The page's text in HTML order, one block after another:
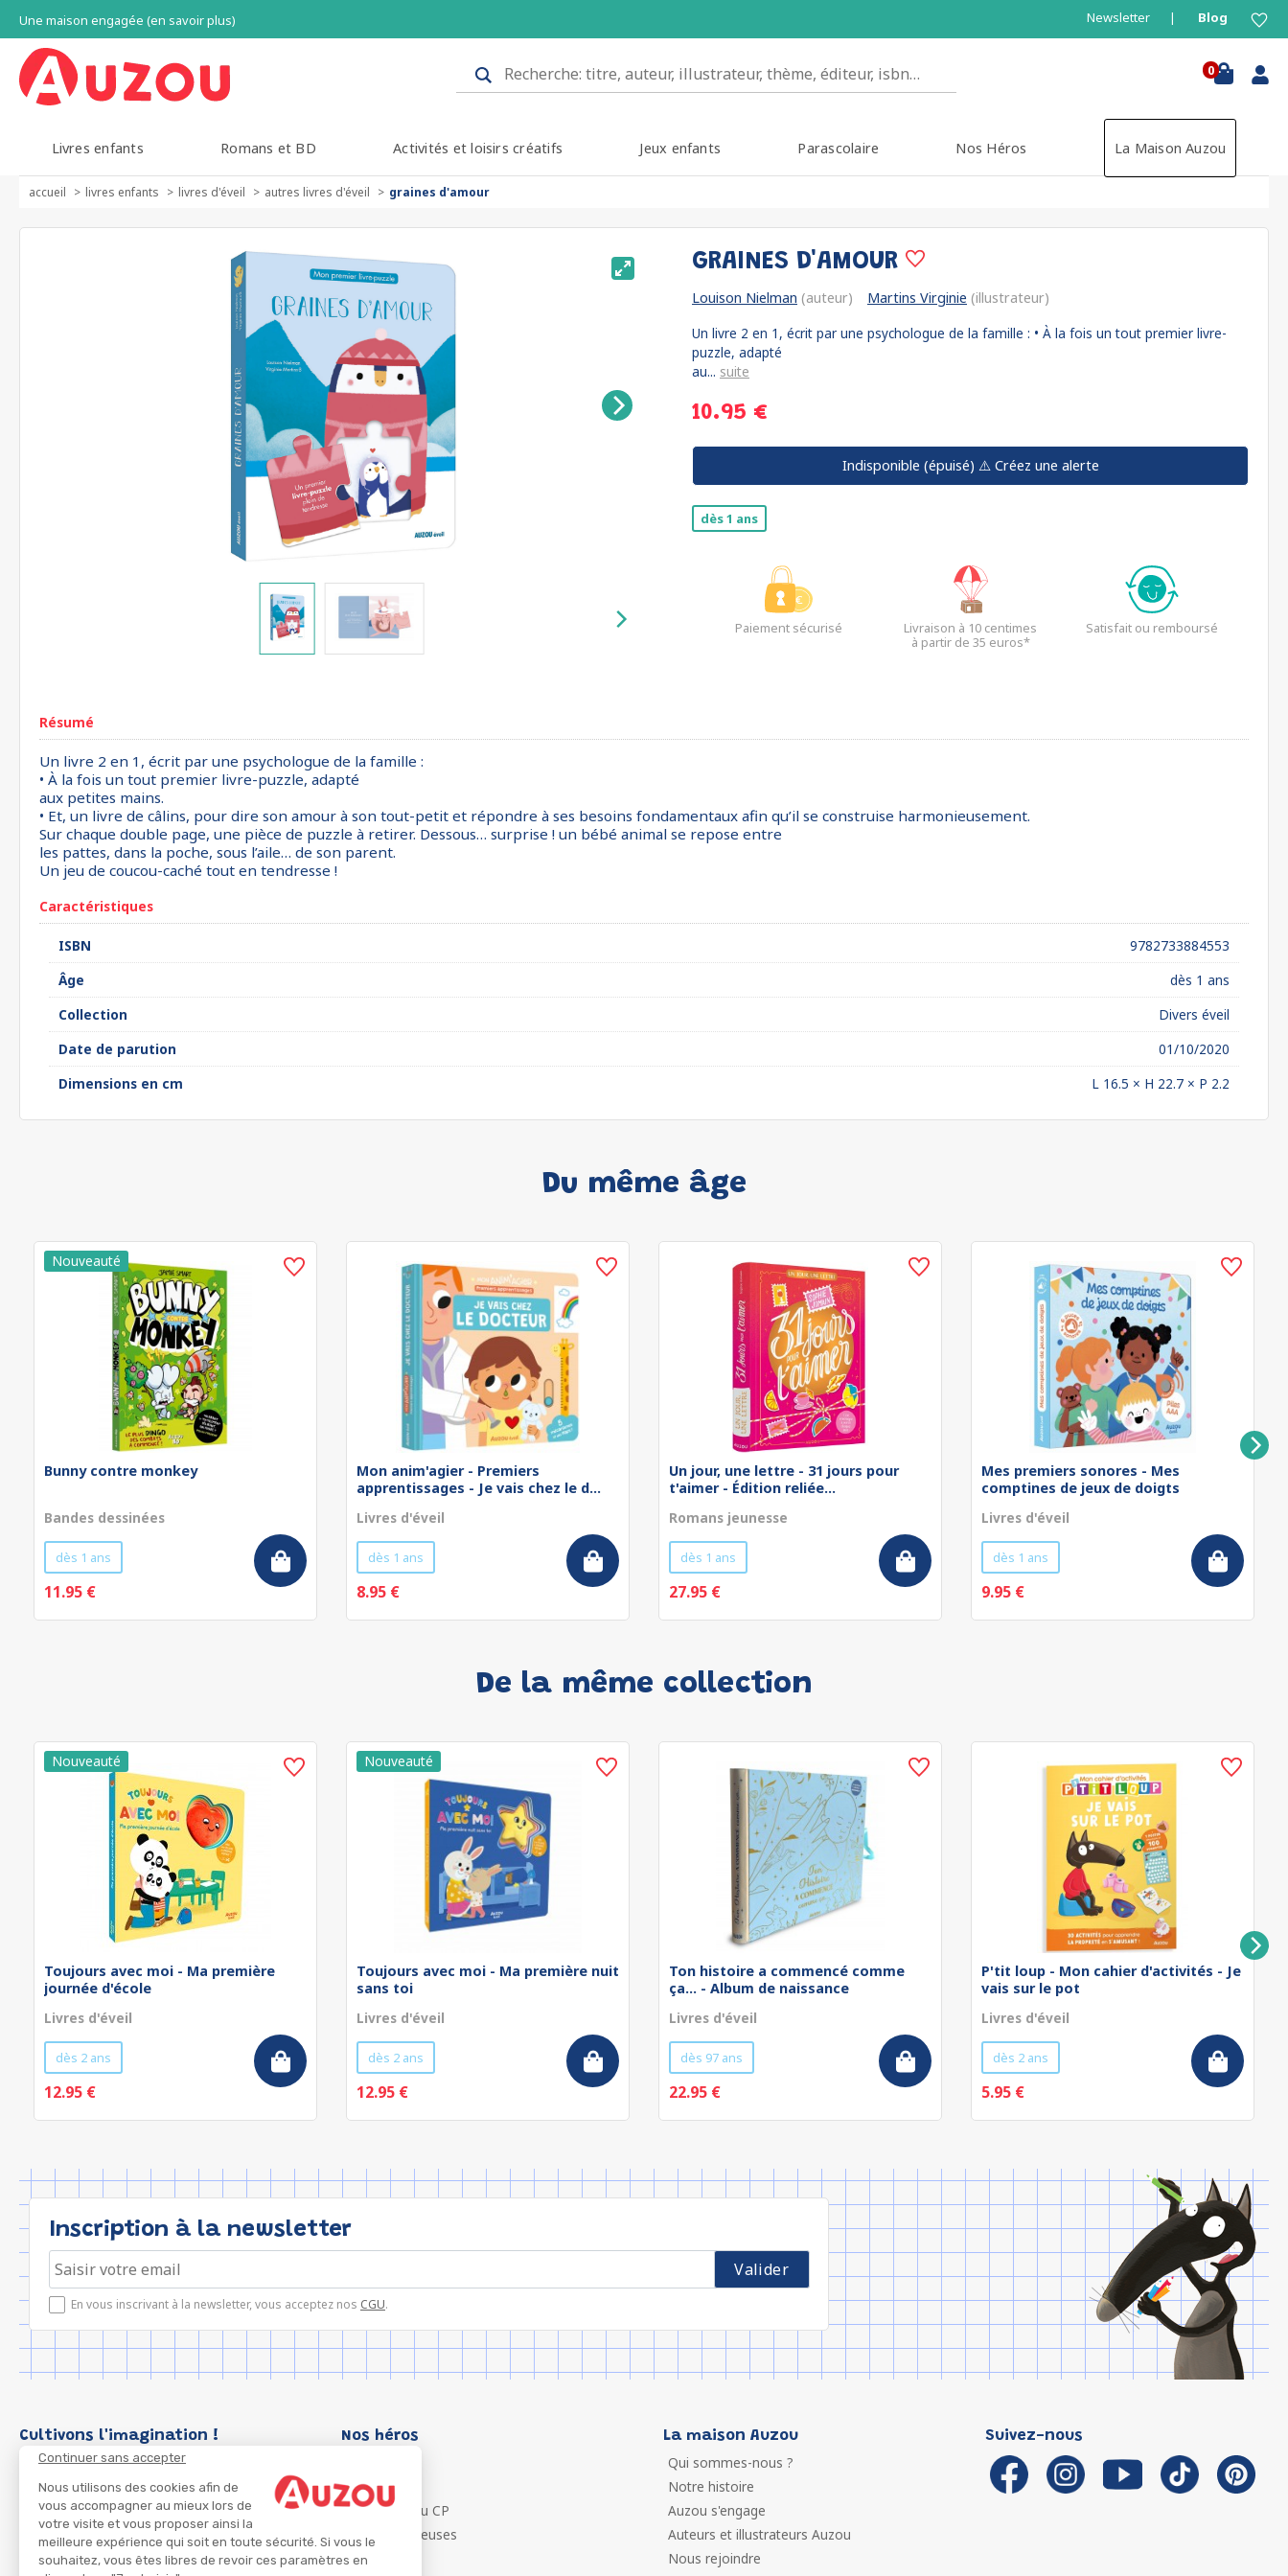
Continuer sans accepter
Nous utilisons des cookies afin de
vous accompagner au mieux lors de
votre visite et vous proposer ainsi la
meilleure expérience qui soit en toute sécurité. Si vous le
souhaitez, vous êtes libres de revoir ces paramètres en
Une maison engagée (en savoir plus) Newsletter Blog
0
Livres enfants Romans et BD Activités et loisirs créatifs Jeux enfants Parascolaire Nos Héros La Maison Auzou
accueil livres enfants livres d'éveil autres livres d'éveil graines d'amour
GRAINES D'AMOUR
Louison Nielman (auteur) Martins Virginie (illustrateur)
Un livre 2 en 1, écrit par une psychologue de la famille : • À la fois un tout premier livre-
puzzle, adapté
au... suite
10.95 €
Indisponible (épuisé) ⚠️ Créez une alerte
dès 1 ans
Paiement sécurisé
Livraison à 10 centimes
à partir de 35 euros*
Satisfait ou remboursé
Résumé
Un livre 2 en 1, écrit par une psychologue de la famille :
• À la fois un tout premier livre-puzzle, adapté
aux petites mains.
• Et, un livre de câlins, pour dire son amour à son tout-petit et répondre à ses besoins fondamentaux afin qu’il se construise harmonieusement.
Sur chaque double page, une pièce de puzzle à retirer. Dessous… surprise ! un bébé animal se repose entre
les pattes, dans la poche, sous l’aile… de son parent.
Un jeu de coucou-caché tout en tendresse !
Caractéristiques
ISBN
9782733884553
Âge
dès 1 ans
Collection
Divers éveil
Date de parution
01/10/2020
Dimensions en cm
L 16.5 × H 22.7 × P 2.2
Du même âge
Bunny contre monkey
Bandes dessinées
dès 1 ans
11.95 €
Mon anim'agier - Premiers
apprentissages - Je vais chez le d...
Livres d'éveil
dès 1 ans
8.95 €
Un jour, une lettre - 31 jours pour
t'aimer - Édition reliée...
Romans jeunesse
dès 1 ans
27.95 €
Mes premiers sonores - Mes
comptines de jeux de doigts
Livres d'éveil
dès 1 ans
9.95 €
De la même collection
Toujours avec moi - Ma première
journée d'école
Livres d'éveil
dès 2 ans
12.95 €
Toujours avec moi - Ma première nuit
sans toi
Livres d'éveil
dès 2 ans
12.95 €
Ton histoire a commencé comme
ça... - Album de naissance
Livres d'éveil
dès 97 ans
22.95 €
P'tit loup - Mon cahier d'activités - Je
vais sur le pot
Livres d'éveil
dès 2 ans
5.95 €
Inscription à la newsletter
En vous inscrivant à la newsletter, vous acceptez nos CGU.
Cultivons l'imagination ! Nos héros
P'tit Loup
Les Héros du CP
Les Influenceuses
Migali
La maison Auzou
Qui sommes-nous ?
Notre histoire
Auzou s'engage
Auteurs et illustrateurs Auzou
Nous rejoindre
Suivez-nous